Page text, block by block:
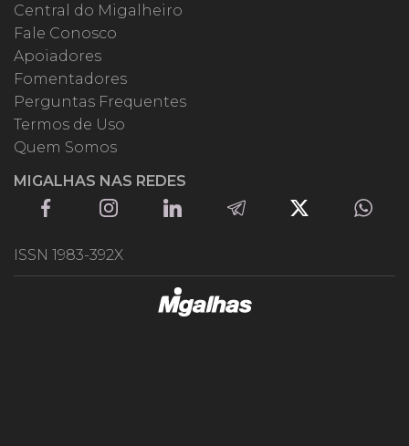
Central do Migalheiro
Fale Conosco
Apoiadores
Fomentadores
Perguntas Frequentes
Termos de Uso
Quem Somos
MIGALHAS NAS REDES
ISSN 1983-392X